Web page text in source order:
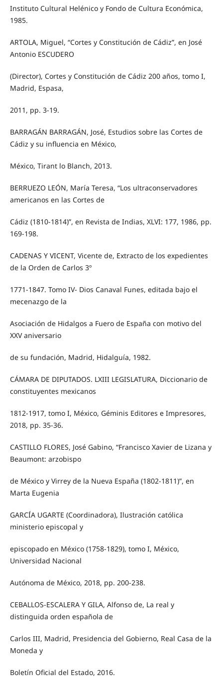
Instituto Cultural Helénico y Fondo de Cultura Económica,
1985.
ARTOLA, Miguel, “Cortes y Constitución de Cádiz”, en José
Antonio ESCUDERO
(Director), Cortes y Constitución de Cádiz 200 años, tomo I,
Madrid, Espasa,
2011, pp. 3-19.
BARRAGÁN BARRAGÁN, José, Estudios sobre las Cortes de
Cádiz y su influencia en México,
México, Tirant lo Blanch, 2013.
BERRUEZO LEÓN, María Teresa, “Los ultraconservadores
americanos en las Cortes de
Cádiz (1810-1814)”, en Revista de Indias, XLVI: 177, 1986, pp.
169-198.
CADENAS Y VICENT, Vicente de, Extracto de los expedientes
de la Orden de Carlos 3º
1771-1847. Tomo IV- Dios Canaval Funes, editada bajo el
mecenazgo de la
Asociación de Hidalgos a Fuero de España con motivo del
XXV aniversario
de su fundación, Madrid, Hidalguía, 1982.
CÁMARA DE DIPUTADOS. LXIII LEGISLATURA, Diccionario de
constituyentes mexicanos
1812-1917, tomo I, México, Géminis Editores e Impresores,
2018, pp. 35-36.
CASTILLO FLORES, José Gabino, “Francisco Xavier de Lizana y
Beaumont: arzobispo
de México y Virrey de la Nueva España (1802-1811)”, en
Marta Eugenia
GARCÍA UGARTE (Coordinadora), Ilustración católica
ministerio episcopal y
episcopado en México (1758-1829), tomo I, México,
Universidad Nacional
Autónoma de México, 2018, pp. 200-238.
CEBALLOS-ESCALERA Y GILA, Alfonso de, La real y
distinguida orden española de
Carlos III, Madrid, Presidencia del Gobierno, Real Casa de la
Moneda y
Boletín Oficial del Estado, 2016.